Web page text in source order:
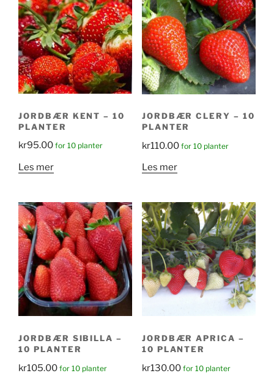
JORDBÆR KENT – 10
PLANTER
kr95.00 for 10 planter
Les mer
JORDBÆR CLERY – 10
PLANTER
kr110.00 for 10 planter
Les mer
JORDBÆR SIBILLA –
10 PLANTER
kr105.00 for 10 planter
JORDBÆR APRICA –
10 PLANTER
kr130.00 for 10 planter